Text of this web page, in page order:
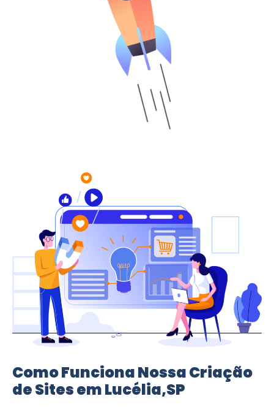
Como Funciona Nossa Criação
de Sites em Lucélia,SP